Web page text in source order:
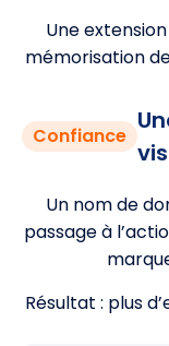
Une
mémorisation
Confiance
Un nom de
passage à
Résultat : plus